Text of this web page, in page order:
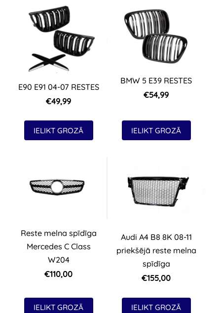
E90 E91 04-07 RESTES
€49,99
IELIKT GROZĀ
BMW 5 E39 RESTES
€54,99
IELIKT GROZĀ
Reste melna spīdīga
Mercedes C Class
W204
€110,00
IELIKT GROZĀ
Audi A4 B8 8K 08-11
priekšējā reste melna
spīdīga
€155,00
IELIKT GROZĀ